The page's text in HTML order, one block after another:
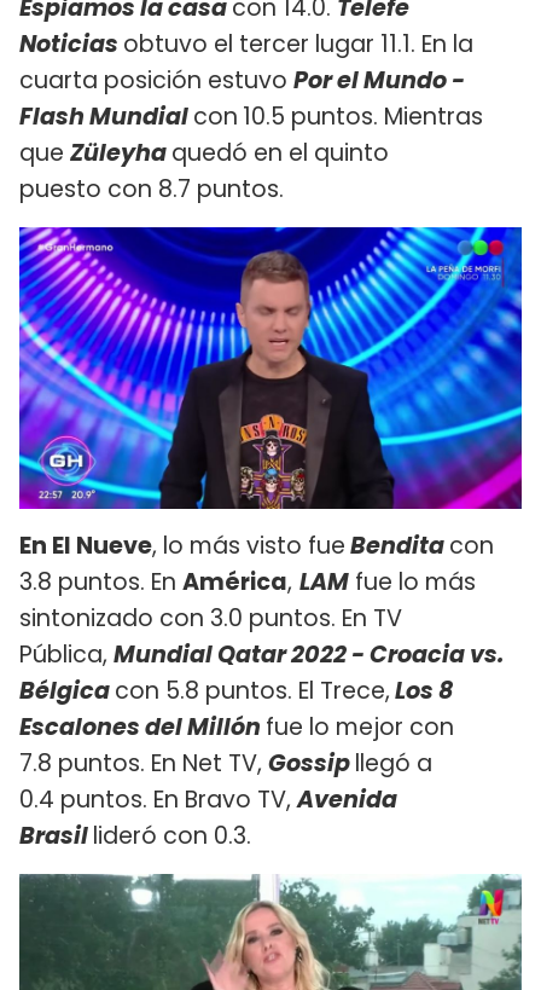
Espiamos la casacon 14.0. Telefe
Noticias obtuvo el tercer lugar 11.1. En la
cuarta posición estuvo Por el Mundo -
Flash Mundialcon 10.5 puntos. Mientras
que Züleyhaquedó en el quinto
puesto con 8.7 puntos.
En El Nueve, lo más visto fueBenditacon
3.8 puntos. En América, LAM fue lo más
sintonizado con 3.0 puntos. En TV
Pública, Mundial Qatar 2022 - Croacia vs.
Bélgicacon 5.8 puntos. El Trece,Los 8
Escalones del Millón fue lo mejor con
7.8 puntos. En Net TV, Gossipllegó a
0.4 puntos. En Bravo TV,Avenida
Brasillideró con 0.3.